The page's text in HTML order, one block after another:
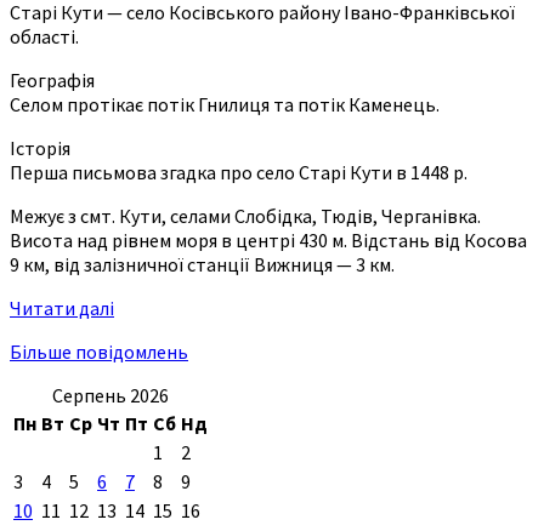
Старі Кути — село Косівського району Івано-Франківської
області.
Географія
Селом протікає потік Гнилиця та потік Каменець.
Історія
Перша письмова згадка про село Старі Кути в 1448 р.
Межує з смт. Кути, селами Слобідка, Тюдів, Черганівка.
Висота над рівнем моря в центрі 430 м. Відстань від Косова
9 км, від залізничної станції Вижниця — 3 км.
Читати далі
Більше повідомлень
Серпень 2026
Пн Вт Ср Чт Пт Сб Нд
1
2
3
4 5 6 7 8
9
10 11 12 13 14 15 16